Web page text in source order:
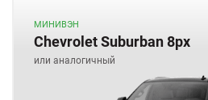
МИНИВЭН
Chevrolet Suburban 8px
или аналогичный